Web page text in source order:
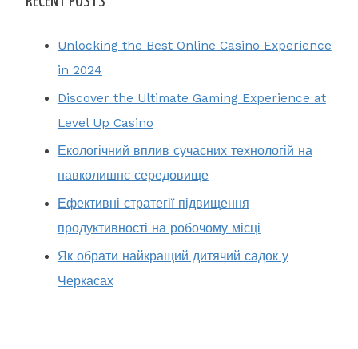
Unlocking the Best Online Casino Experience
in 2024
Discover the Ultimate Gaming Experience at
Level Up Casino
Екологічний вплив сучасних технологій на
навколишнє середовище
Ефективні стратегії підвищення
продуктивності на робочому місці
Як обрати найкращий дитячий садок у
Черкасах